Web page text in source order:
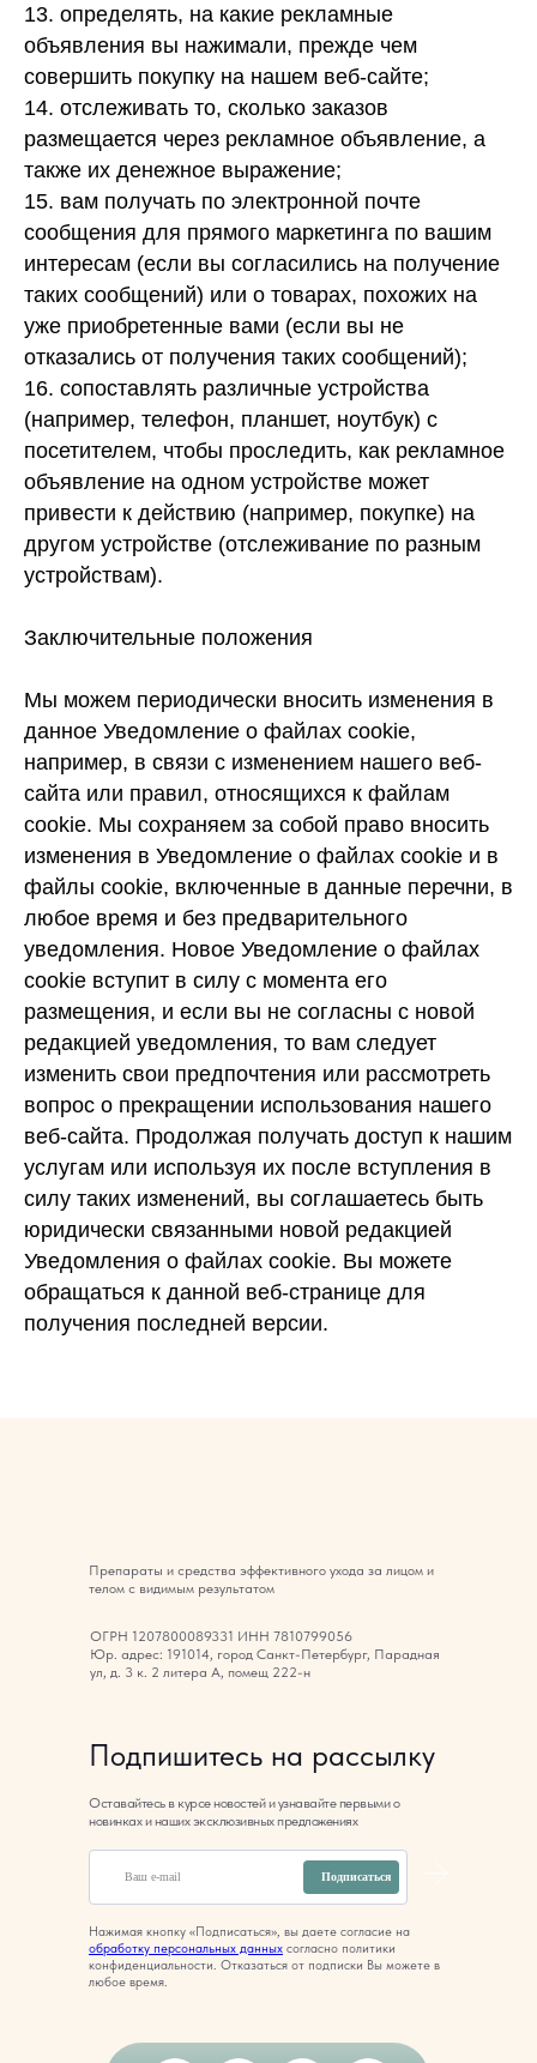
13. определять, на какие рекламные
объявления вы нажимали, прежде чем
совершить покупку на нашем веб-сайте;
14. отслеживать то, сколько заказов
размещается через рекламное объявление, а
также их денежное выражение;
15. вам получать по электронной почте
сообщения для прямого маркетинга по вашим
интересам (если вы согласились на получение
таких сообщений) или о товарах, похожих на
уже приобретенные вами (если вы не
отказались от получения таких сообщений);
16. сопоставлять различные устройства
(например, телефон, планшет, ноутбук) с
посетителем, чтобы проследить, как рекламное
объявление на одном устройстве может
привести к действию (например, покупке) на
другом устройстве (отслеживание по разным
устройствам).
Заключительные положения
Мы можем периодически вносить изменения в
данное Уведомление о файлах cookie,
например, в связи с изменением нашего веб-
сайта или правил, относящихся к файлам
cookie. Мы сохраняем за собой право вносить
изменения в Уведомление о файлах cookie и в
файлы cookie, включенные в данные перечни, в
любое время и без предварительного
уведомления. Новое Уведомление о файлах
cookie вступит в силу с момента его
размещения, и если вы не согласны с новой
редакцией уведомления, то вам следует
изменить свои предпочтения или рассмотреть
вопрос о прекращении использования нашего
веб-сайта. Продолжая получать доступ к нашим
услугам или используя их после вступления в
силу таких изменений, вы соглашаетесь быть
юридически связанными новой редакцией
Уведомления о файлах cookie. Вы можете
обращаться к данной веб-странице для
получения последней версии.
Препараты и средства эффективного ухода за лицом и
телом с видимым результатом
ОГРН 1207800089331 ИНН 7810799056
Юр. адрес: 191014, город Санкт-Петербург, Парадная
ул, д. 3 к. 2 литера А, помещ 222-н
Подпишитесь на рассылку
Оставайтесь в курсе новостей и узнавайте первыми о
новинках и наших эксклюзивных предложениях
Нажимая кнопку «Подписаться», вы даете согласие на
обработку персональных данных согласно политики
конфиденциальности. Отказаться от подписки Вы можете в
любое время.
Подписаться